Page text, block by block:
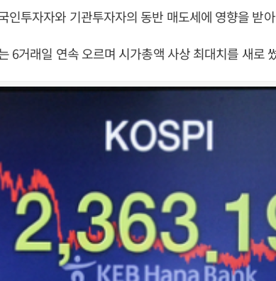
인투자자와 기관투자자의 동반 매도세에 영향을 받
6거래일 연속 오르며 시가총액 사상 최대치를 새로